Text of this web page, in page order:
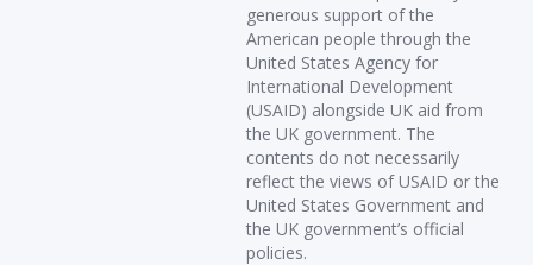
generous support of the
American people through the
United States Agency for
International Development
(USAID) alongside UK aid from
the UK government. The
contents do not necessarily
reflect the views of USAID or the
United States Government and
the UK government’s official
policies.